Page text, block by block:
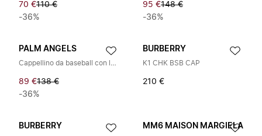
70 €110 €
-36%
95 €148 €
-36%
PALM ANGELS
Cappellino da baseball con logo
89 €138 €
-36%
BURBERRY
K1 CHK BSB CAP
210 €
BURBERRY MM6 MAISON MARGIELA